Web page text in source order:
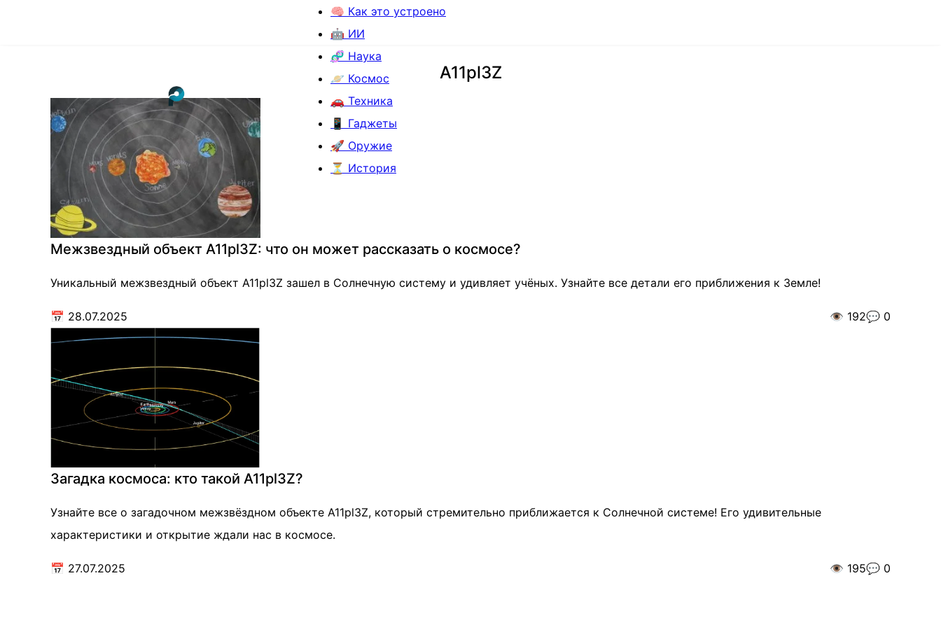
🧠 Как это устроено
🤖 ИИ
🧬 Наука
🪐 Космос
🚗 Техника
📱 Гаджеты
🚀 Оружие
⏳ История
A11pl3Z
Межзвездный объект A11pl3Z: что он может рассказать о космосе?
Уникальный межзвездный объект A11pl3Z зашел в Солнечную систему и удивляет учёных. Узнайте все детали его приближения к Земле!
📅 28.07.2025 👁️ 192💬 0
Загадка космоса: кто такой A11pl3Z?
Узнайте все о загадочном межзвёздном объекте A11pl3Z, который стремительно приближается к Солнечной системе! Его удивительные
характеристики и открытие ждали нас в космосе.
📅 27.07.2025 👁️ 195💬 0